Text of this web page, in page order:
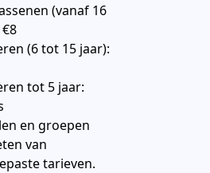
(vanaf 16
(6 tot 15 jaar):
tot 5 jaar:
en groepen
van
tarieven.